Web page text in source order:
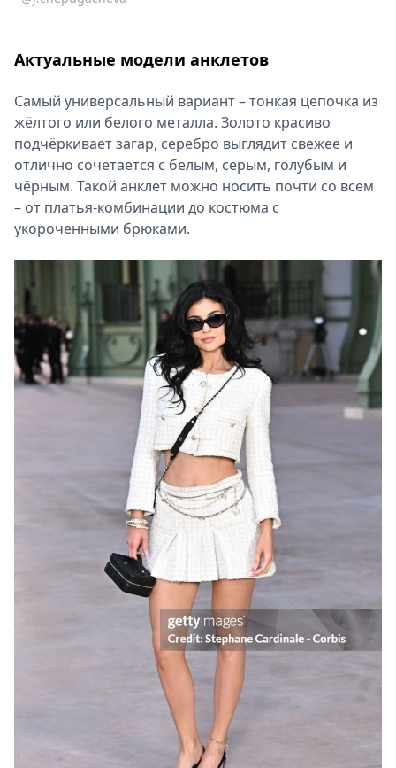
Актуальные модели анклетов
Самый универсальный вариант – тонкая цепочка из
жёлтого или белого металла. Золото красиво
подчёркивает загар, серебро выглядит свежее и
отлично сочетается с белым, серым, голубым и
чёрным. Такой анклет можно носить почти со всем
– от платья-комбинации до костюма с
укороченными брюками.